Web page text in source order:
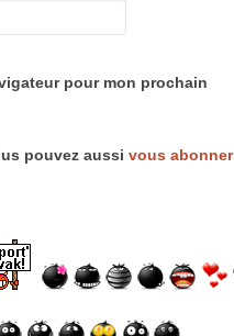
pour mon prochain
pouvez aussi vous abonner